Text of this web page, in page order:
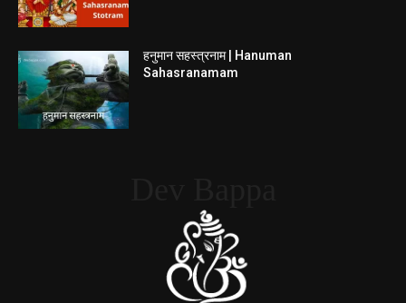
हनुमान सहस्त्रनाम | Hanuman
Sahasranamam